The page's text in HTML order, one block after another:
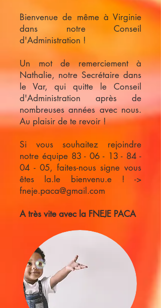
Bienvenue de même à Virginie
dans notre Conseil
d'Administration !
Un mot de remerciement à
Nathalie, notre Secrétaire dans
le Var, qui quitte le Conseil
d'Administration après de
nombreuses années avec nous.
Au plaisir de te revoir !
Si vous souhaitez rejoindre
notre équipe 83 - 06 - 13 - 84 -
04 - 05, faites-nous signe vous
êtes la.le bienvenu.e ! ->
fneje.paca@gmail.com
A très vite avec la FNEJE PACA